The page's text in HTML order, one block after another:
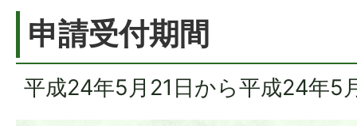
申請受付期間
平成24年5月21日から平成24年5